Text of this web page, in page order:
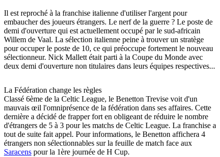
Il est reproché à la franchise italienne d'utiliser l'argent pour
embaucher des joueurs étrangers. Le nerf de la guerre ? Le poste de
demi d'ouverture qui est actuellement occupé par le sud-africain
Willem de Vaal. La sélection italienne peine à trouver un stratège
pour occuper le poste de 10, ce qui préoccupe fortement le nouveau
sélectionneur. Nick Mallett était parti à la Coupe du Monde avec
deux demi d'ouverture non titulaires dans leurs équipes respectives...
La Fédération change les règles
Classé 6ème de la Celtic League, le Benetton Trevise voit d'un
mauvais œil l'omniprésence de la fédération dans ses affaires. Cette
dernière a décidé de frapper fort en obligeant de réduire le nombre
d'étrangers de 5 à 3 pour les matchs de Celtic League. La franchise a
tout de suite fait appel. Pour informations, le Benetton affichera 4
étrangers non sélectionnables sur la feuille de match face aux
Saracens pour la 1ère journée de H Cup.